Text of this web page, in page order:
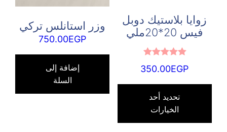
زوايا بلاستيك دوبل
فيس 20*20ملي
تم التقييم
5.00من 5
350.00EGP
تحديد أحد
الخيارات
هناك
العديد
الأشكال
وزر استانلس تركي
750.00EGP
إضافة إلى
السلة